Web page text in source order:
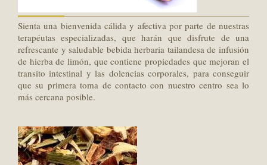
Sienta una bienvenida cálida y afectiva por parte de nuestras
terapéutas especializadas, que harán que disfrute de una
refrescante y saludable bebida herbaria tailandesa de infusión
de hierba de limón, que contiene propiedades que mejoran el
transito intestinal y las dolencias corporales, para conseguir
que su primera toma de contacto con nuestro centro sea lo
más cercana posible.